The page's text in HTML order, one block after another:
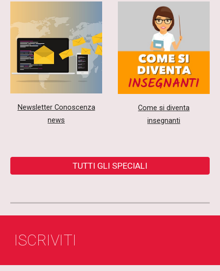
Newsletter Conoscenza
news
Come si diventa
insegnanti
TUTTI GLI SPECIALI
ISCRIVITI